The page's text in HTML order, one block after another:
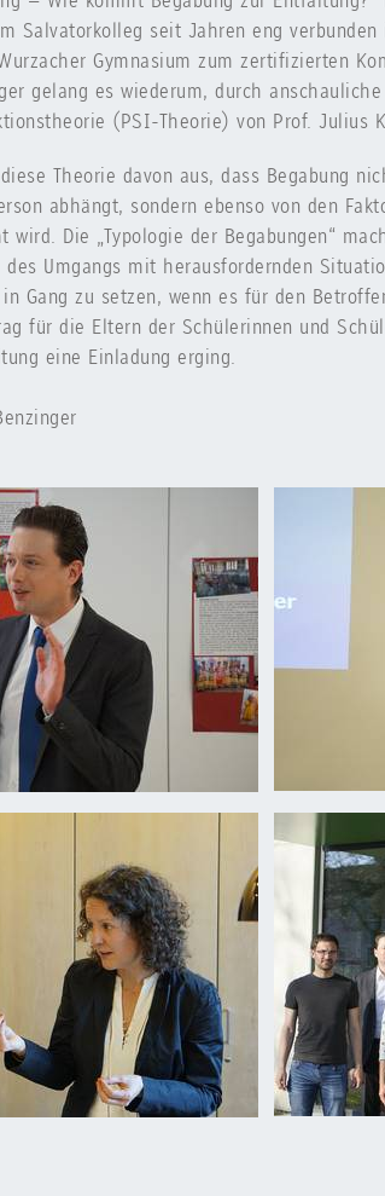
Salvatorkolleg seit Jahren eng
Gymnasium zum zertifizierten
gelang es wiederum, durch
(PSI-Theorie) von Prof. Julius
Theorie davon aus, dass Begabung
abhängt, sondern ebenso von den
wird. Die „Typologie der Begabungen“
des Umgangs mit herausfordernden
Gang zu setzen, wenn es für den
für die Eltern der Schülerinnen und
eine Einladung erging.